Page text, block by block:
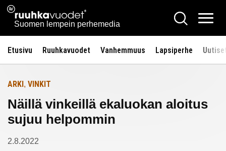
Siirry
sisältöön
Ruuhkavuodet.fi
Suomen lempein perhemedia
Hae
Etusivu Ruuhkavuodet Vanhemmuus Lapsiperhe
Etusivulle
ARKI , VINKIT
Näillä vinkeillä ekaluokan aloitus
sujuu helpommin
2.8.2022